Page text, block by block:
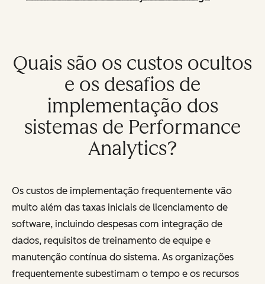
Quais são os custos ocultos
e os desafios de
implementação dos
sistemas de Performance
Analytics?
Os custos de implementação frequentemente vão
muito além das taxas iniciais de licenciamento de
software, incluindo despesas com integração de
dados, requisitos de treinamento de equipe e
manutenção contínua do sistema. As organizações
frequentemente subestimam o tempo e os recursos